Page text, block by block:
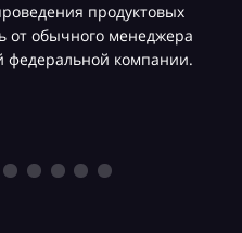
продуктовых
от обычного менеджера
федеральной компании.